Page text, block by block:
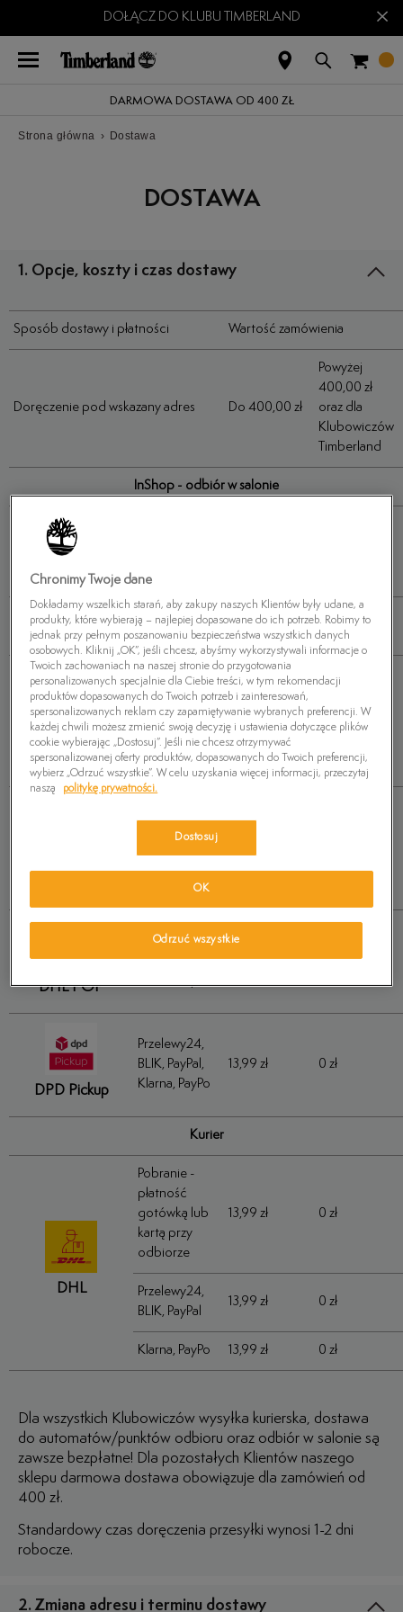
DOŁĄCZ DO KLUBU TIMBERLAND ×
DARMOWA DOSTAWA OD 400 ZŁ
Strona główna › Dostawa
DOSTAWA
1. Opcje, koszty i czas dostawy
Sposób dostawy i płatności Wartość zamówienia
Doręczenie pod wskazany adres Do 400,00 zł
Powyżej
400,00 zł
oraz dla
Klubowiczów
Timberland
InShop - odbiór w salonie
Salon Stacjonarny
Doręczenie do wybranego punktu InPost Paczkomat® 24/7, Orlen
Paczka, DHL POP lub DPD Pickup
InPost
Paczkomat®
24/7
Przelewy24,
BLIK, PayPal,
Klarna, PayPo
13,99 zł 0 zł
DHL POP
Przelewy24,
BLIK, PayPal,
13,99 zł 0 zł
DPD Pickup
Przelewy24,
BLIK, PayPal,
Klarna, PayPo
13,99 zł 0 zł
Kurier
DHL
Pobranie -
płatność
gotówką lub
kartą przy
odbiorze
13,99 zł 0 zł
Przelewy24,
BLIK, PayPal
13,99 zł 0 zł
Klarna, PayPo 13,99 zł 0 zł
Dla wszystkich Klubowiczów wysyłka kurierska, dostawa
do automatów/punktów odbioru oraz odbiór w salonie są
zawsze bezpłatne! Dla pozostałych Klientów naszego
sklepu darmowa dostawa obowiązuje dla zamówień od
400 zł.
Standardowy czas doręczenia przesyłki wynosi 1-2 dni
robocze.
2. Zmiana adresu i terminu dostawy
Chronimy Twoje dane
Dokładamy wszelkich starań, aby zakupy naszych Klientów były udane, a
produkty, które wybierają – najlepiej dopasowane do ich potrzeb. Robimy to
jednak przy pełnym poszanowaniu bezpieczeństwa wszystkich danych
osobowych. Kliknij „OK”, jeśli chcesz, abyśmy wykorzystywali informacje o
Twoich zachowaniach na naszej stronie do przygotowania
personalizowanych specjalnie dla Ciebie treści, w tym rekomendacji
produktów dopasowanych do Twoich potrzeb i zainteresowań,
spersonalizowanych reklam czy zapamiętywanie wybranych preferencji. W
każdej chwili możesz zmienić swoją decyzję i ustawienia dotyczące plików
cookie wybierając „Dostosuj”. Jeśli nie chcesz otrzymywać
spersonalizowanej oferty produktów, dopasowanych do Twoich preferencji,
wybierz „Odrzuć wszystkie”. W celu uzyskania więcej informacji, przeczytaj
naszą
politykę prywatności.
Dostosuj
Odrzuć wszystkie
OK